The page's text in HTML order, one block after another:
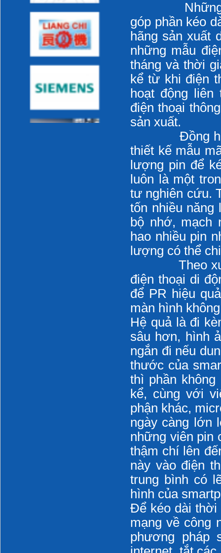
Các hoạt động vì
cộng đồng dự kiến
thực hiện
Những thói quen sai
làm hại laptop của
bạn
Những
góp phần kéo
hãng sản xuất
những mẫu
tháng và thời
kể từ khi điện
hoạt động
điện thoại
sản xuất.
Đồng hành
thiết kế mẫu
lượng pin để
luôn là một
tư nghiên cứu.
tốn nhiều
bộ nhớ, mạch
hao nhiều pin
lượng có thể
Theo xu thế
điện thoại di
để PR hiệu
màn hình
Hệ quả là đi
sâu hơn, hình
ngắn đi nếu
thước của
thì phần
kể, cùng với
phận khác,
ngày càng lớn
những viên pin
thậm chí lên
này vào điện
trung bình có
hình của
Để kéo dài thời
mạng về công
phương pháp